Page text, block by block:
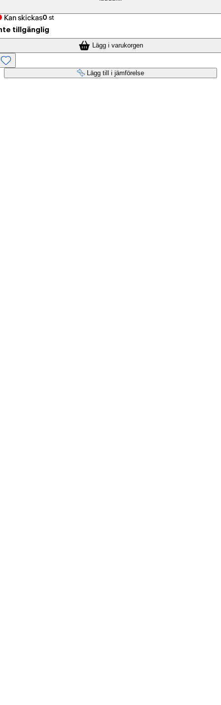
Kan skickas0 st
tillgänglig
Lägg i varukorgen
Lägg till i jämförelse